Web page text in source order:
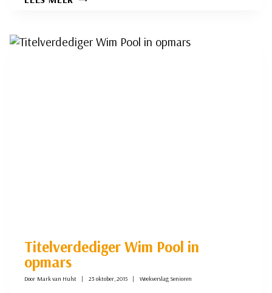
BIJ
JEUGD
Titelverdediger Wim Pool in
opmars
Door Mark van Hulst 23 oktober, 2015 Weekverslag Senioren